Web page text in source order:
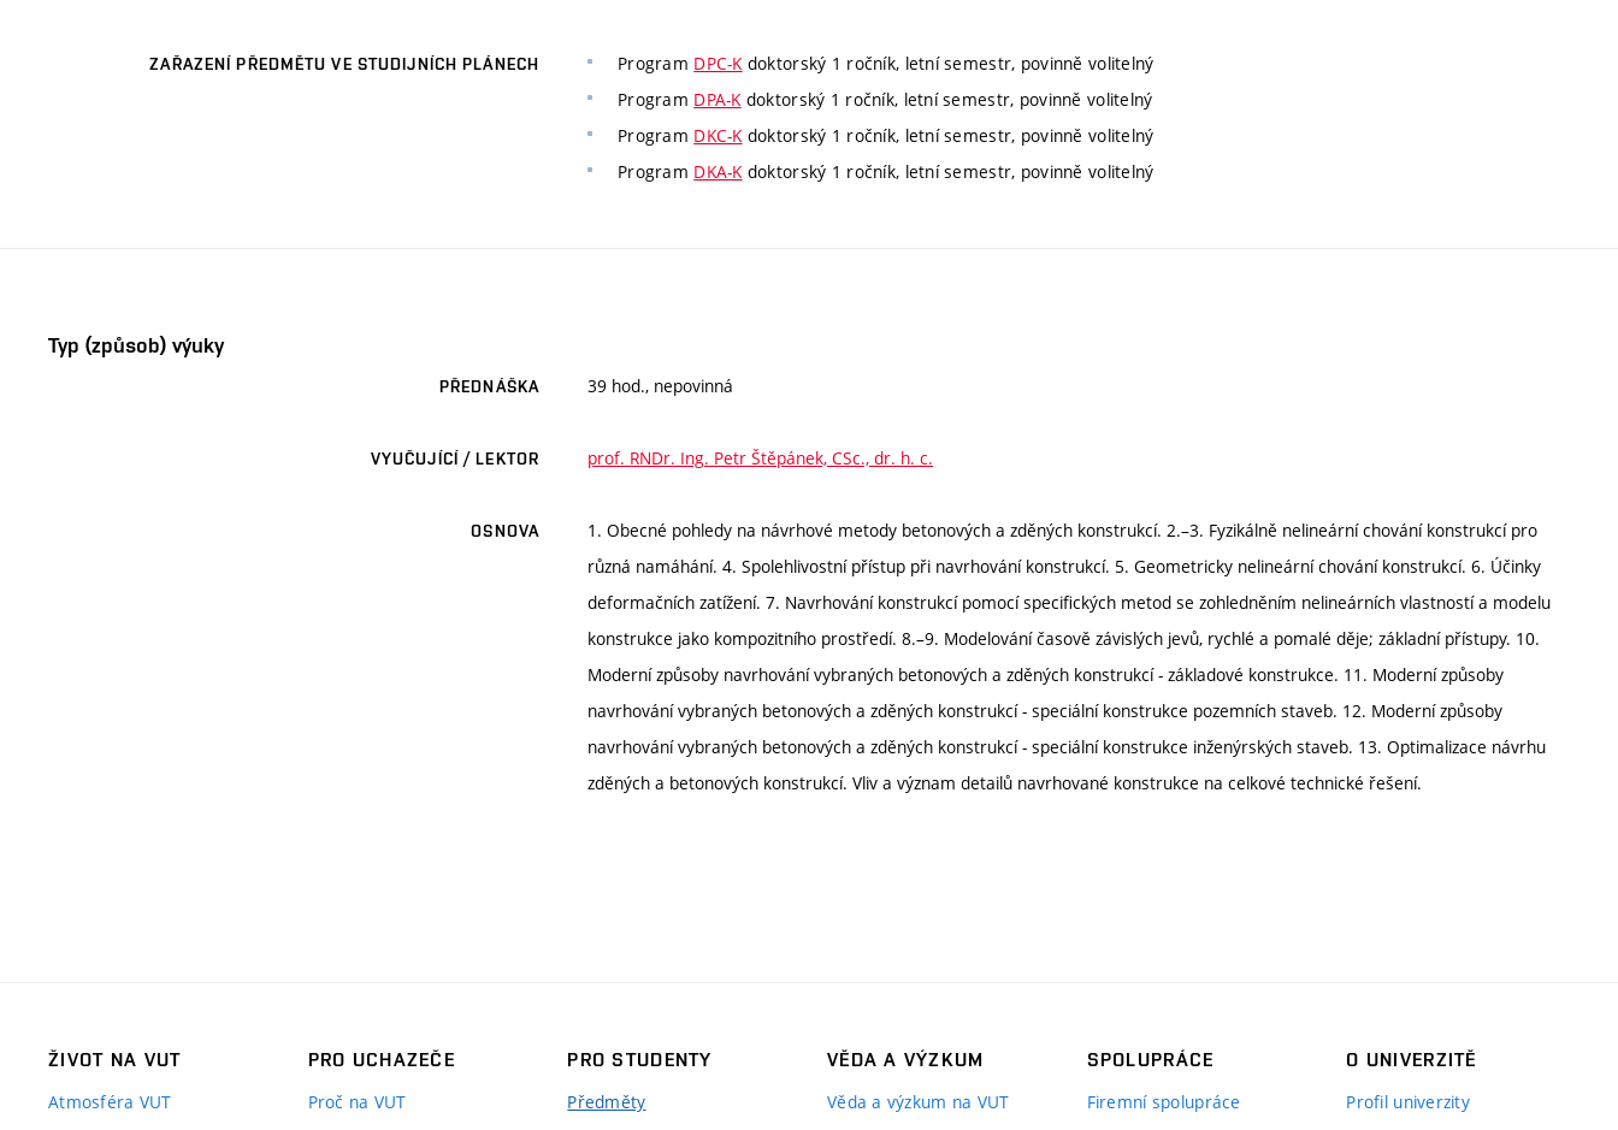
ZAŘAZENÍ PŘEDMĚTU VE STUDIJNÍCH PLÁNECH Program DPC-Kdoktorský 1 ročník, letní semestr, povinně volitelný
Program DPA-Kdoktorský 1 ročník, letní semestr, povinně volitelný
Program DKC-Kdoktorský 1 ročník, letní semestr, povinně volitelný
Program DKA-Kdoktorský 1 ročník, letní semestr, povinně volitelný
Typ (způsob) výuky
PŘEDNÁŠKA 39 hod., nepovinná
VYUČUJÍCÍ / LEKTOR prof. RNDr. Ing. Petr Štěpánek, CSc., dr. h. c.
OSNOVA
1. Obecné pohledy na návrhové metody betonových a zděných konstrukcí. 2.–3. Fyzikálně nelineární chování konstrukcí pro
různá namáhání. 4. Spolehlivostní přístup při navrhování konstrukcí. 5. Geometricky nelineární chování konstrukcí. 6. Účinky
deformačních zatížení. 7. Navrhování konstrukcí pomocí specifických metod se zohledněním nelineárních vlastností a modelu
konstrukce jako kompozitního prostředí. 8.–9. Modelování časově závislých jevů, rychlé a pomalé děje; základní přístupy. 10.
Moderní způsoby navrhování vybraných betonových a zděných konstrukcí - základové konstrukce. 11. Moderní způsoby
navrhování vybraných betonových a zděných konstrukcí - speciální konstrukce pozemních staveb. 12. Moderní způsoby
navrhování vybraných betonových a zděných konstrukcí - speciální konstrukce inženýrských staveb. 13. Optimalizace návrhu
zděných a betonových konstrukcí. Vliv a význam detailů navrhované konstrukce na celkové technické řešení.
ŽIVOT NA VUT
Atmosféra VUT
PRO UCHAZEČE
Proč na VUT
PRO STUDENTY
Předměty
VĚDA A VÝZKUM
Věda a výzkum na VUT
SPOLUPRÁCE
Firemní spolupráce
O UNIVERZITĚ
Profil univerzity